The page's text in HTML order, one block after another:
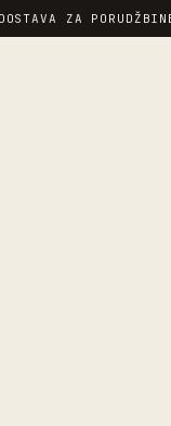
ZA